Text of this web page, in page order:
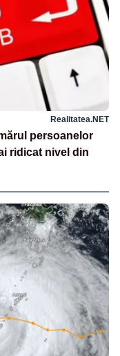
Realitatea.NET
persoanelor
ridicat nivel din